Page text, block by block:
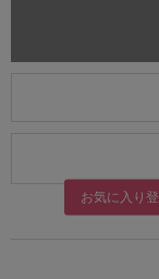
お気に入り